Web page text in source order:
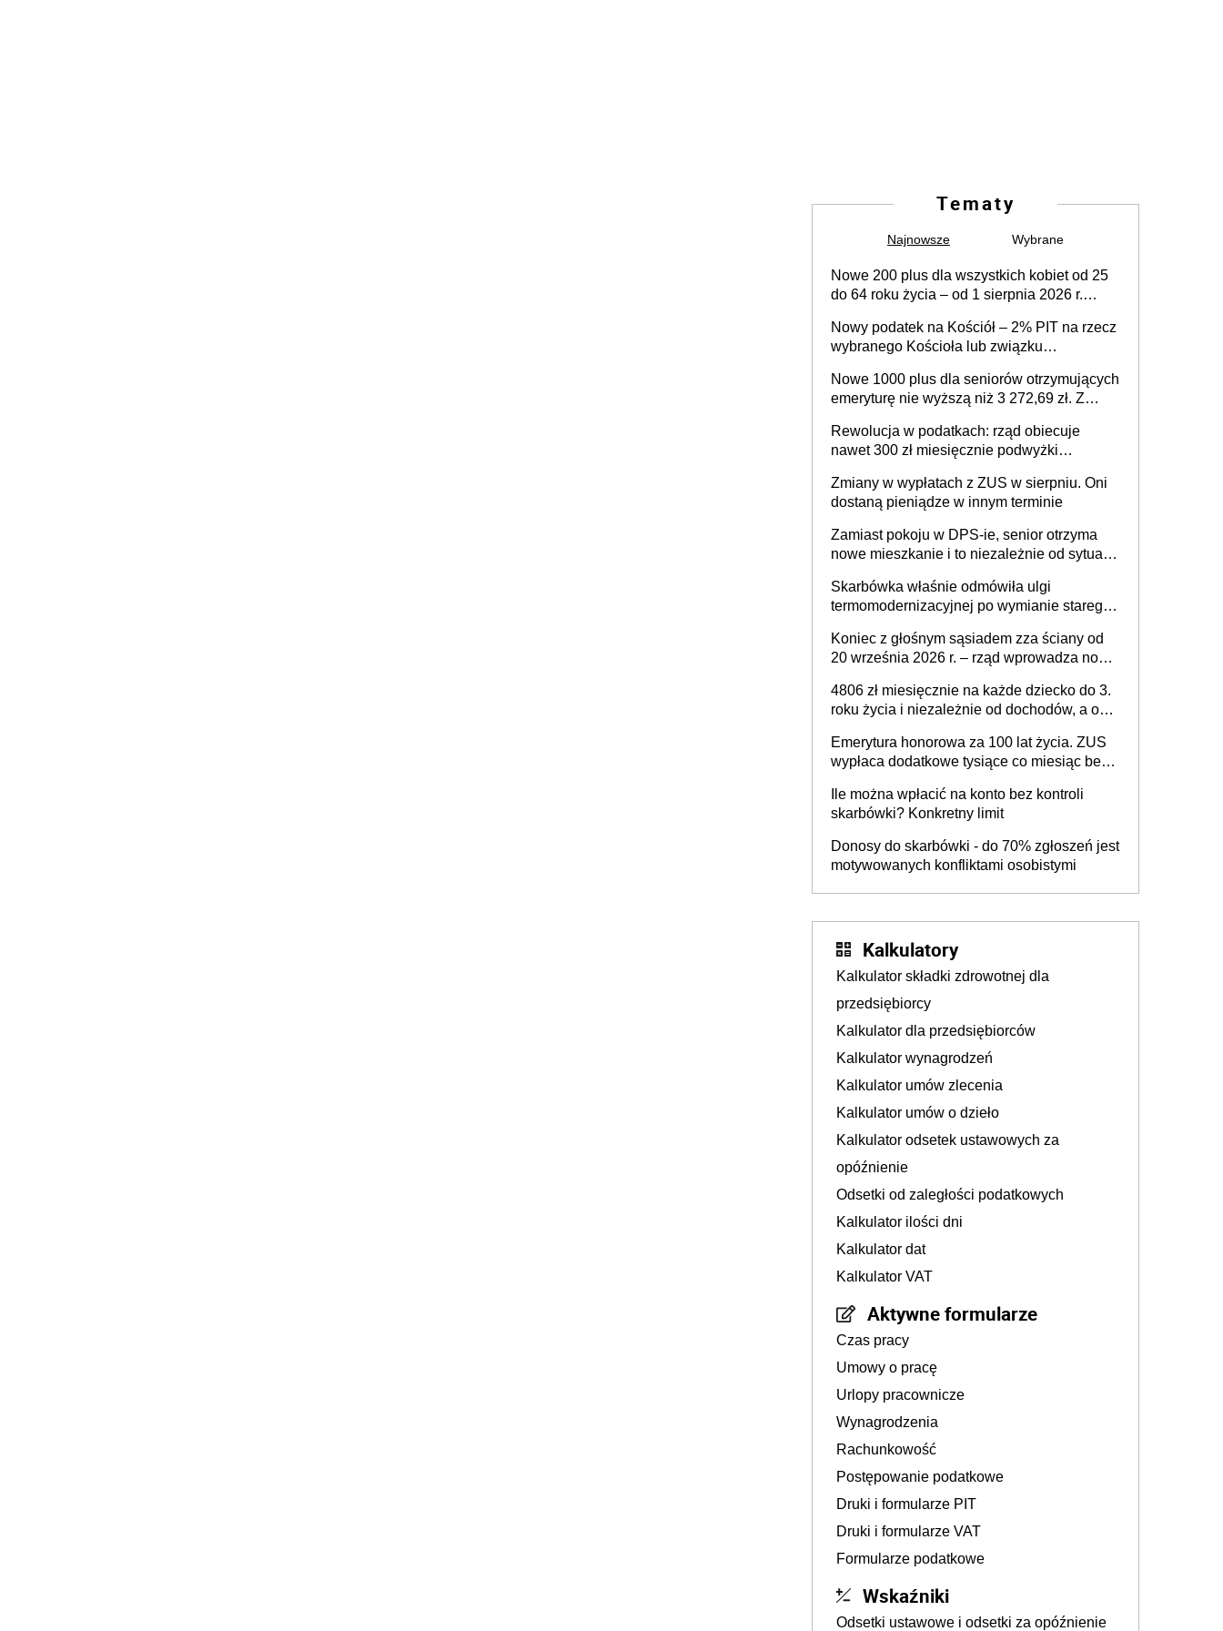
Tematy
Najnowsze Wybrane
Nowe 200 plus dla wszystkich kobiet od 25
do 64 roku życia – od 1 sierpnia 2026 r.
programu rządowego
Nowy podatek na Kościół – 2% PIT na rzecz
wybranego Kościoła lub związku
nad zmianami w systemie finansowania
Nowe 1000 plus dla seniorów otrzymujących
emeryturę nie wyższą niż 3 272,69 zł. Z
spóźnialscy świadczenia nie otrzymają
Rewolucja w podatkach: rząd obiecuje
nawet 300 zł miesięcznie podwyżki
Zmiany w wypłatach z ZUS w sierpniu. Oni
dostaną pieniądze w innym terminie
Zamiast pokoju w DPS-ie, senior otrzyma
nowe mieszkanie i to niezależnie od sytuacji
wsparcia dla osób po 60 roku życia
Skarbówka właśnie odmówiła ulgi
termomodernizacyjnej po wymianie starego
Koniec z głośnym sąsiadem zza ściany od
20 września 2026 r. – rząd wprowadza nowe
mieszkańców
4806 zł miesięcznie na każde dziecko do 3.
roku życia i niezależnie od dochodów, a od
ma odwrócić trend spadku liczby urodzeń w
Polsce
Emerytura honorowa za 100 lat życia. ZUS
wypłaca dodatkowe tysiące co miesiąc bez
Ile można wpłacić na konto bez kontroli
skarbówki? Konkretny limit
Donosy do skarbówki - do 70% zgłoszeń jest
motywowanych konfliktami osobistymi
Kalkulatory
Kalkulator składki zdrowotnej dla
przedsiębiorcy
Kalkulator dla przedsiębiorców
Kalkulator wynagrodzeń
Kalkulator umów zlecenia
Kalkulator umów o dzieło
Kalkulator odsetek ustawowych za
opóźnienie
Odsetki od zaległości podatkowych
Kalkulator ilości dni
Kalkulator dat
Kalkulator VAT
Aktywne formularze
Czas pracy
Umowy o pracę
Urlopy pracownicze
Wynagrodzenia
Rachunkowość
Postępowanie podatkowe
Druki i formularze PIT
Druki i formularze VAT
Formularze podatkowe
Wskaźniki
Odsetki ustawowe i odsetki za opóźnienie